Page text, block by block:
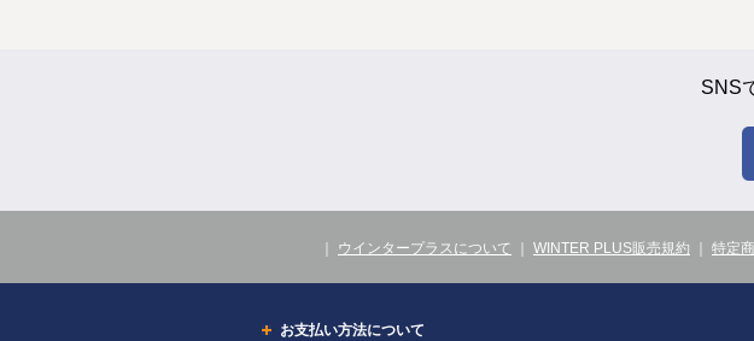
SNS
ウインタープラスについて WINTER PLUS販売規約 特定
お支払い方法について